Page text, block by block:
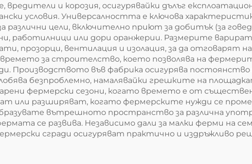
вредители и корозия, осигурявайки дълъг
условия. Универсалността е ключова
цели, включително приют за добитък (за
работилници или дори оранжерии. Размерите
прозорци, вентилация и изолация, за да отговарят
за строителство, което позволява на
Производството във фабрика осигурява
безпроблемно, намалявайки грешките на
фермерски сезони, когато времето е от
или разширяват, когато фермерските нужди се
вътрешното пространство за различна
се развива. Независимо дали за малки ферми на
сгради осигуряват практично и издръжливо